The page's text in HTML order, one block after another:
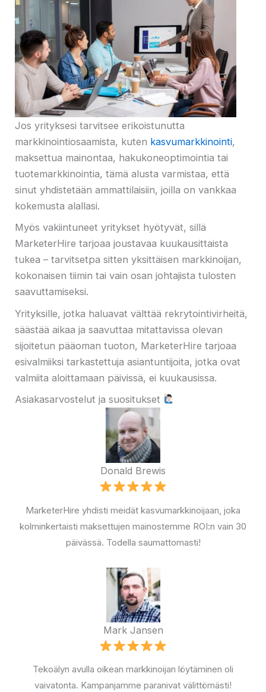
Jos yrityksesi tarvitsee erikoistunutta
markkinointiosaamista, kuten kasvumarkkinointi,
maksettua mainontaa, hakukoneoptimointia tai
tuotemarkkinointia, tämä alusta varmistaa, että
sinut yhdistetään ammattilaisiin, joilla on vankkaa
kokemusta alallasi.
Myös vakiintuneet yritykset hyötyvät, sillä
MarketerHire tarjoaa joustavaa kuukausittaista
tukea – tarvitsetpa sitten yksittäisen markkinoijan,
kokonaisen tiimin tai vain osan johtajista tulosten
saavuttamiseksi.
Yrityksille, jotka haluavat välttää rekrytointivirheitä,
säästää aikaa ja saavuttaa mitattavissa olevan
sijoitetun pääoman tuoton, MarketerHire tarjoaa
esivalmiiksi tarkastettuja asiantuntijoita, jotka ovat
valmiita aloittamaan päivissä, ei kuukausissa.
Asiakasarvostelut ja suositukset
Donald Brewis
MarketerHire yhdisti meidät kasvumarkkinoijaan, joka
kolminkertaisti maksettujen mainostemme ROI:n vain 30
päivässä. Todella saumattomasti!
Mark Jansen
Tekoälyn avulla oikean markkinoijan löytäminen oli
vaivatonta. Kampanjamme paranivat välittömästi!